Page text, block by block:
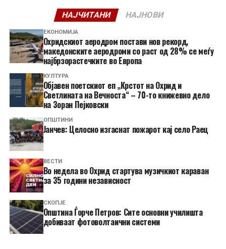
НАЈЧИТАНИ НАЈНОВИ
ЕКОНОМИЈА
Охридскиот аеродром постави нов рекорд,
македонските аеродроми со раст од 28% се меѓу
најбрзорастечките во Европа
КУЛТУРА
Објавен поетскиот еп „Крстот на Охрид и
Светлината на Вечноста“ – 70-то книжевно дело
на Зоран Пејковски
ОПШТИНИ
Јанчев: Целосно изгаснат пожарот кај село Раец
ВЕСТИ
Во недела во Охрид стартува музичкиот караван
за 35 години независност
СКОПЈЕ
Општина Ѓорче Петров: Сите основни училишта
добиваат фотоволтаични системи